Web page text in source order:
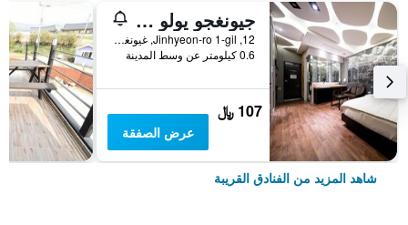
جيونغجو يولو هوتل
12, Jinhyeon-ro 1-gil, غيونغجو, كوريا الجنوبية
0.6 كيلومتر عن وسط المدينة
107 ﷼
عرض الصفقة
شاهد المزيد من الفنادق القريبة